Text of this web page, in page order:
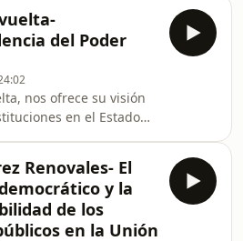
del Poder
nos ofrece su visión
en el Estado
vocales togados del
del Poder Judicial- en
con Andrés Betancor,
Derecho Administrativo
Renovales- El
y la
de los
en la Unión